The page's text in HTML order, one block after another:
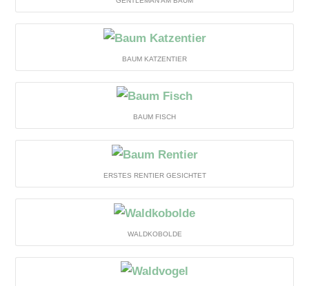
BAUM KATZENTIER
BAUM FISCH
ERSTES RENTIER GESICHTET
WALDKOBOLDE